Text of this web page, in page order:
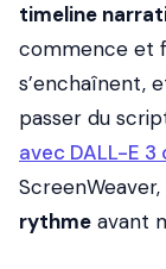
timeline
commence et
s’enchaînent,
passer du
avec DALL-E
rythme avant